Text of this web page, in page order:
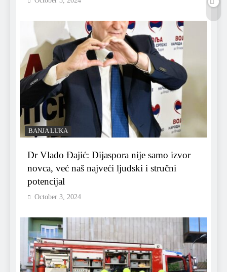
BANJA LUKA
Dr Vlado Đajić: Dijaspora nije samo izvor
novca, već naš najveći ljudski i stručni
potencijal
October 3, 2024